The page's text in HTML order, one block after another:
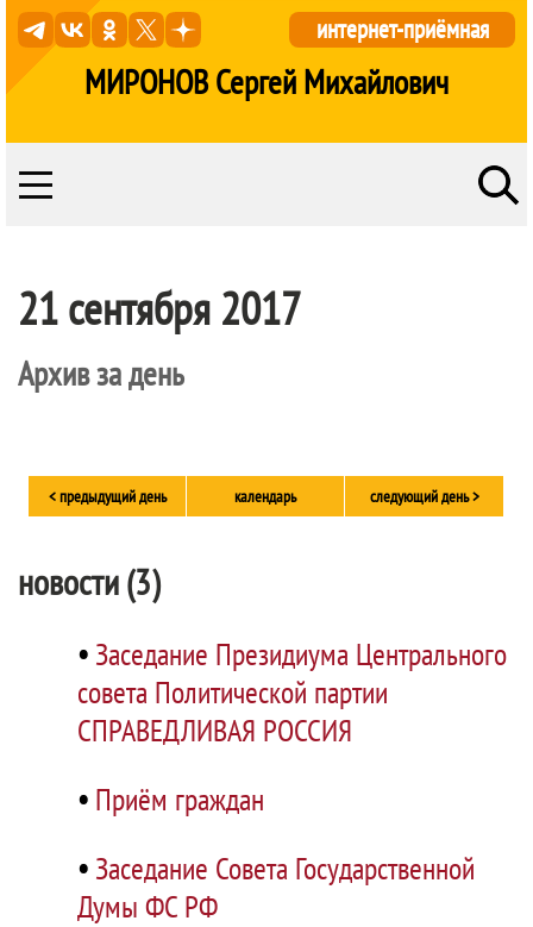
МИРОНОВ Сергей Михайлович
интернет-приёмная
21 сентября 2017
Архив за день
< предыдущий день календарь следующий день >
новости (3)
• Заседание Президиума Центрального
совета Политической партии
СПРАВЕДЛИВАЯ РОССИЯ
• Приём граждан
• Заседание Совета Государственной
Думы ФС РФ